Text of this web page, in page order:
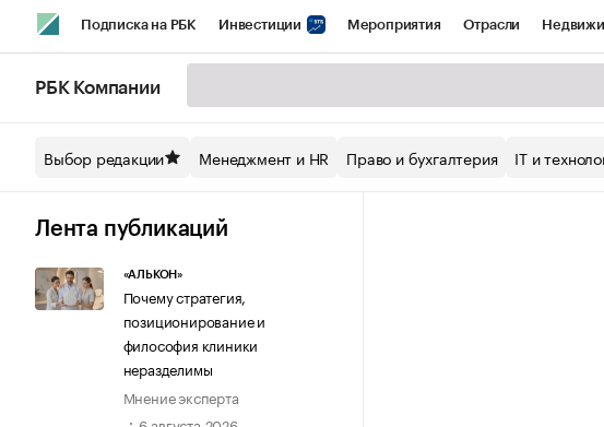
Подписка на РБК Инвестиции Мероприятия Отрасли
Спецпроекты СПб Конференции СПб Спецпроекты
Технологии и медиа
РБК Компании
Выбор редакции Менеджмент и HR Право и бухгалтерия IT и
Лента публикаций
«АЛЬКОН»
Почему стратегия,
позиционирование и
философия клиники
неразделимы
Мнение эксперта